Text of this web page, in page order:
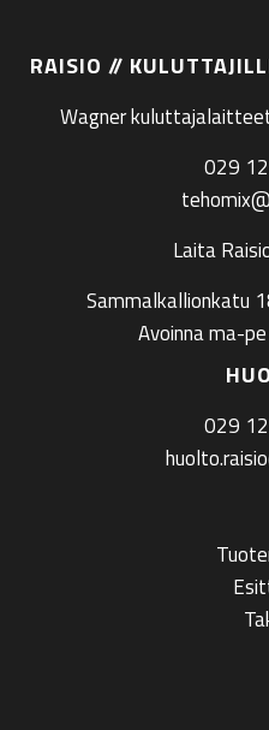
RAISIO //
Wagner
029
Laita
Sammalkallionkatu
Avoinna ma-
029